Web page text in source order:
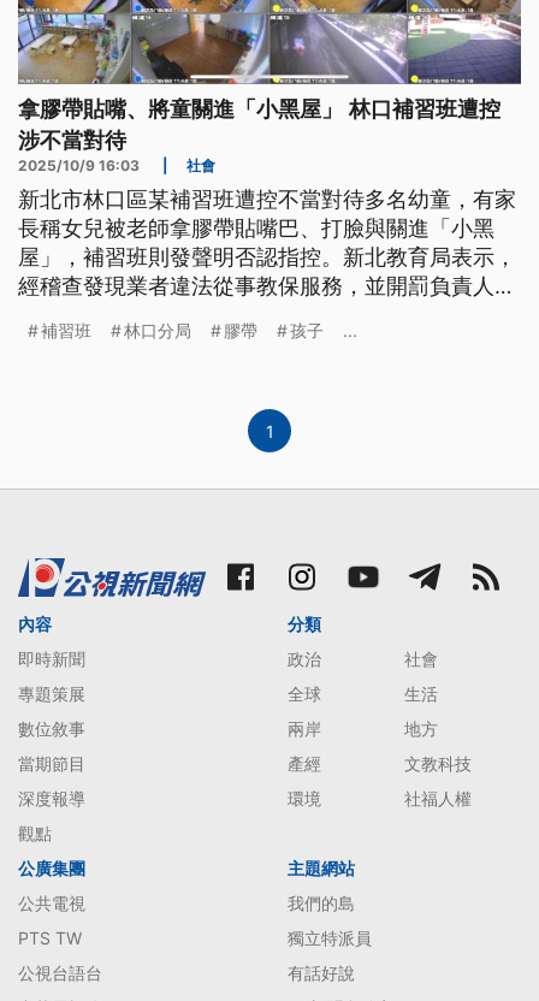
拿膠帶貼嘴、將童關進「小黑屋」 林口補習班遭控
涉不當對待
2025/10/9 16:03 社會
新北市林口區某補習班遭控不當對待多名幼童，有家
長稱女兒被老師拿膠帶貼嘴巴、打臉與關進「小黑
屋」，補習班則發聲明否認指控。新北教育局表示，
經稽查發現業者違法從事教保服務，並開罰負責人30
實，最重將罰涉案老師60萬元，並永久禁止任教。
補習班 林口分局 膠帶 孩子 ...
1
內容
即時新聞
專題策展
數位敘事
當期節目
深度報導
觀點
分類
政治
社會
全球
生活
兩岸
地方
產經
文教科技
環境
社福人權
公廣集團
公共電視
PTS TW
公視台語台
主題網站
我們的島
獨立特派員
有話好說